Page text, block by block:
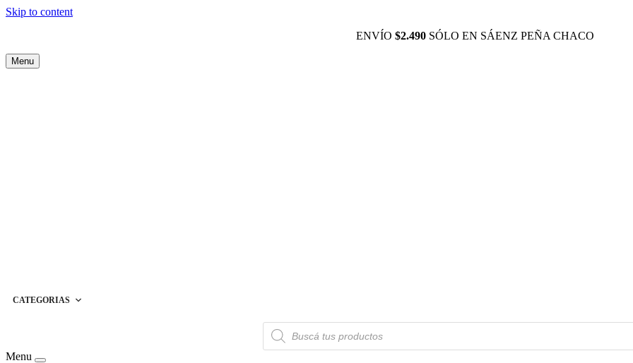
Skip to content
ENVÍO $2.490 SÓLO EN SÁENZ PEÑA CHACO
Menu
CATEGORIAS
Búsqueda
de
productos
Menu